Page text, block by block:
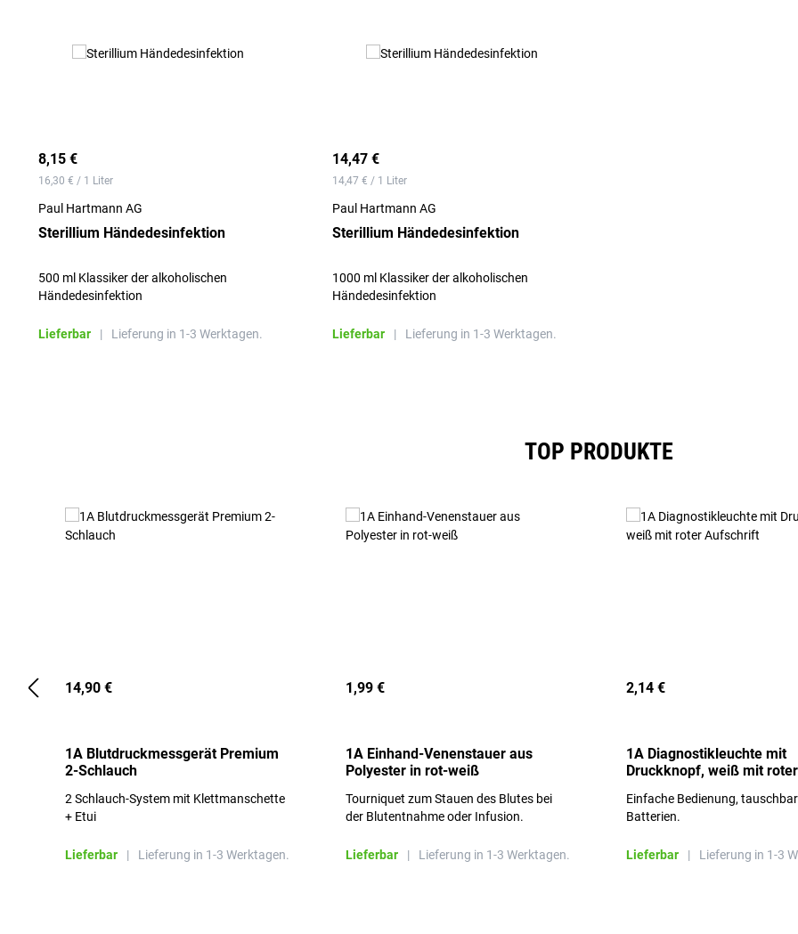
8,15 €
16,30 € / 1 Liter
Paul Hartmann AG
Sterillium Händedesinfektion
500 ml Klassiker der alkoholischen
Händedesinfektion
Lieferbar | Lieferung in 1-3 Werktagen.
14,47 €
14,47 € / 1 Liter
Paul Hartmann AG
Sterillium Händedesinfektion
1000 ml Klassiker der alkoholischen
Händedesinfektion
Lieferbar | Lieferung in 1-3 Werktagen.
TOP PRODUKTE
14,90 €
1A Blutdruckmessgerät Premium
2-Schlauch
2 Schlauch-System mit Klettmanschette
+ Etui
Lieferbar | Lieferung in 1-3 Werktagen.
1,99 €
1A Einhand-Venenstauer aus
Polyester in rot-weiß
Tourniquet zum Stauen des Blutes bei
der Blutentnahme oder Infusion.
Lieferbar | Lieferung in 1-3 Werktagen.
2,14 €
1A Diagnostikleuchte mit
Druckknopf, weiß mit roter
Einfache Bedienung,
Batterien.
Lieferbar | Lieferung in 1-3